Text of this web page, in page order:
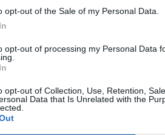
opt-out of the Sale of my Personal Data.
opt-out of processing my Personal Data
opt-out of Collection, Use, Retention,
Data that Is Unrelated with the
gol), quello che rammarica
la città di Salerno e per i
ma dopo
domenica
campionato e con uno
granata, senza alcun
addirittura negato gli